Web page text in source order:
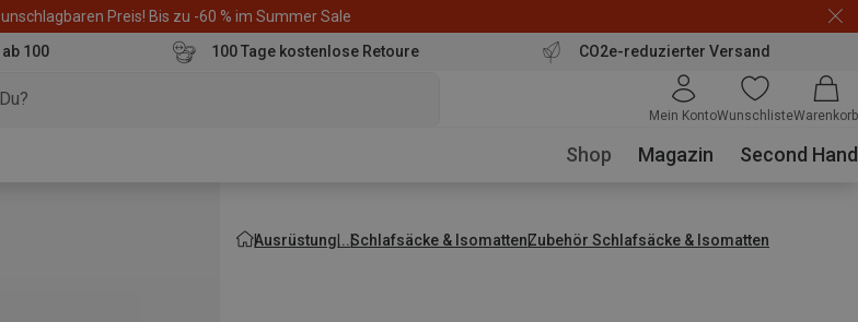
Preis! Bis zu -60 % im Summer Sale
100
100 Tage kostenlose Retoure CO2e-reduzierter Versand
Mein KontoWunschlisteWarenkorb
Shop Magazin Second Hand
Ausrüstung Schlafsäcke & IsomattenZubehör Schlafsäcke & Isomatten